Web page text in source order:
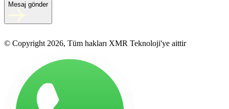
Mesaj gönder
© Copyright 2026, Tüm hakları XMR Teknoloji'ye aittir